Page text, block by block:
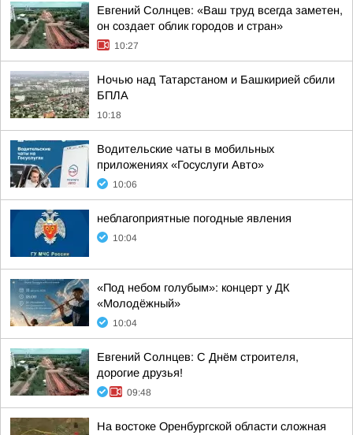
Евгений Солнцев: «Ваш труд всегда заметен,
он создает облик городов и стран»
10:27
Ночью над Татарстаном и Башкирией сбили
БПЛА
10:18
Водительские чаты в мобильных
приложениях «Госуслуги Авто»
10:06
неблагоприятные погодные явления
10:04
«Под небом голубым»: концерт у ДК
«Молодёжный»
10:04
Евгений Солнцев: С Днём строителя,
дорогие друзья!
09:48
На востоке Оренбургской области сложная